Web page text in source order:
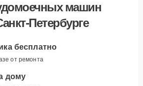
машин
Петербурге
бесплатно
от ремонта
дому